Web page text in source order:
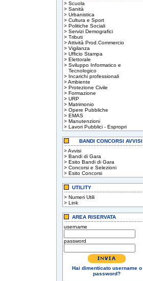
> Scuola
> Sanità
> Urbanistica
> Cultura e Sport
> Politiche Sociali
> Servizi Demografici
> Tributi
>Attività Prod.Commercio
> Vigilanza
> Ufficio Stampa
> Elettorale
> Sviluppo Informatico e
Tecnologico
> Incarichi professionali
>Ambiente
> Protezione Civile
> Formazione
> URP
> Matrimonio
> Opere Pubbliche
> EMAS
> Manutenzioni
> Lavori Pubblici - Espropri
BANDI CONCORSI AVVISI
>Avvisi
> Bandi di Gara
> Esito Bandi di Gara
> Concorsi e Selezioni
> Esito Concorsi
UTILITY
> Numeri Utili
> Link
AREA RISERVATA
username
password
Hai dimenticato username o
password?